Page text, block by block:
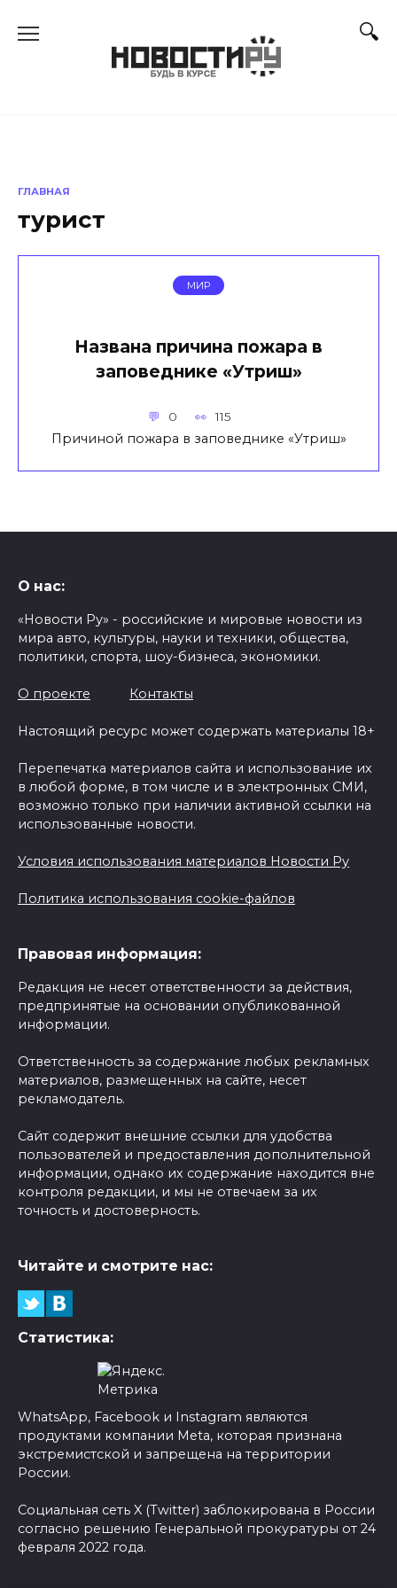
ГЛАВНАЯ
турист
МИР
Названа причина пожара в
заповеднике «Утриш»
0 115
Причиной пожара в заповеднике «Утриш»
О нас:
«Новости Ру» - российские и мировые новости из
мира авто, культуры, науки и техники, общества,
политики, спорта, шоу-бизнеса, экономики.
О проекте Контакты
Настоящий ресурс может содержать материалы 18+
Перепечатка материалов сайта и использование их
в любой форме, в том числе и в электронных СМИ,
возможно только при наличии активной ссылки на
использованные новости.
Условия использования материалов Новости Ру
Политика использования cookie-файлов
Правовая информация:
Редакция не несет ответственности за действия,
предпринятые на основании опубликованной
информации.
Ответственность за содержание любых рекламных
материалов, размещенных на сайте, несет
рекламодатель.
Сайт содержит внешние ссылки для удобства
пользователей и предоставления дополнительной
информации, однако их содержание находится вне
контроля редакции, и мы не отвечаем за их
точность и достоверность.
Читайте и смотрите нас:
Статистика:
WhatsApp, Facebook и Instagram являются
продуктами компании Meta, которая признана
экстремистской и запрещена на территории
России.
Социальная сеть X (Twitter) заблокирована в России
согласно решению Генеральной прокуратуры от 24
февраля 2022 года.